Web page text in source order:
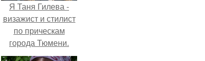
Я Таня Гилева -
визажист и стилист
по прическам
города Тюмени.